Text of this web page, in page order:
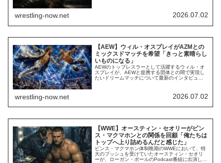
早くも波紋を呼んでいます。かつて、オスプレイ
とDeath Ridersは対立関係にありました。しか
wrestling-now.net 2026.07.02
【AEW】ウィル・オスプレイがAZMとの
ミックスドマッチを希望「きっと素晴らし
いものになる」
AEWのトップレスラーとして活躍するウィル・オ
スプレイが、AEWと提携する団体との間で実現し
たいドリームマッチについて最新のインタビュー
ウィル・オスプレイが対戦を熱望する「2人の日本
人レスラー」とは？AEWは提携団体である新日本
wrestling-now.net 2026.07.02
【WWE】オースティン・セオリーがビン
ス・マクマホンとの関係を回顧「俺たちは
トップへ上り詰めるんだと感じた」
ビンス・マクマホン体制晩期のWWEにおいて、特
大のプッシュを受けていたオースティン・セオリ
ーが、ローガン・ポールのPodcast番組に出演し当